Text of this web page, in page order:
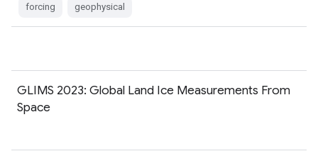
forcing geophysical
GLIMS 2023: Global Land Ice Measurements From
Space